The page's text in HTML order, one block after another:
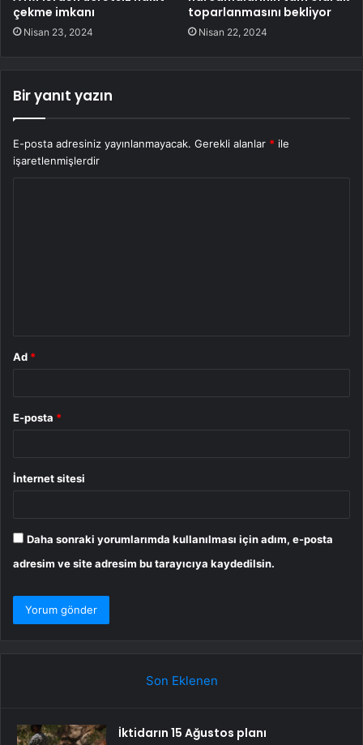
çekme imkanı
Nisan 23, 2024
toparlanmasını bekliyor
Nisan 22, 2024
Bir yanıt yazın
E-posta adresiniz yayınlanmayacak. Gerekli alanlar * ile
işaretlenmişlerdir
Ad *
E-posta *
İnternet sitesi
Daha sonraki yorumlarımda kullanılması için adım, e-posta
adresim ve site adresim bu tarayıcıya kaydedilsin.
Son Eklenen
İktidarın 15 Ağustos planı